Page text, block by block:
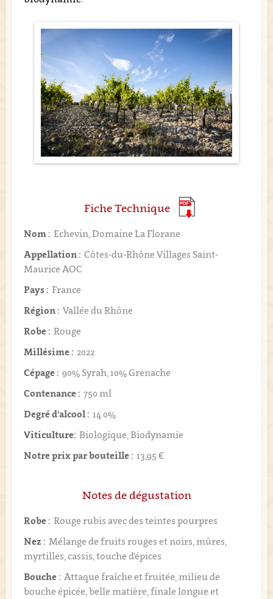
Fiche Technique
Nom : Echevin, Domaine La Florane
Appellation : Côtes-du-Rhône Villages Saint-
Maurice AOC
Pays : France
Région : Vallée du Rhône
Robe : Rouge
Millésime : 2022
Cépage : 90% Syrah, 10% Grenache
Contenance : 750 ml
Degré d'alcool : 14.0%
Viticulture: Biologique, Biodynamie
Notre prix par bouteille : 13,95 €
Notes de dégustation
Robe : Rouge rubis avec des teintes pourpres
Nez : Mélange de fruits rouges et noirs, mûres,
myrtilles, cassis, touche d'épices
Bouche : Attaque fraîche et fruitée, milieu de
bouche épicée, belle matière, finale longue et